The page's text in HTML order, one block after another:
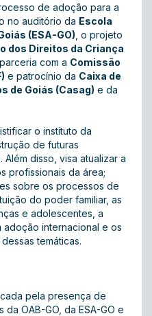
de adoção para a
no auditório da Escola
(ESA-GO) , o projeto
dos Direitos da Criança
com a Comissão
e patrocínio da Caixa de
de Goiás (Casag) e da
o instituto da
de futuras
disso, visa atualizar a
profissionais da área;
sobre os processos de
do poder familiar, as
e adolescentes, a
internacional e os
temáticas.
pela presença de
OAB-GO, da ESA-GO e